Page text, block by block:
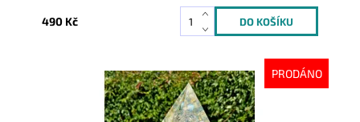
490 Kč
PRODÁNO
Vyprodáno
9385